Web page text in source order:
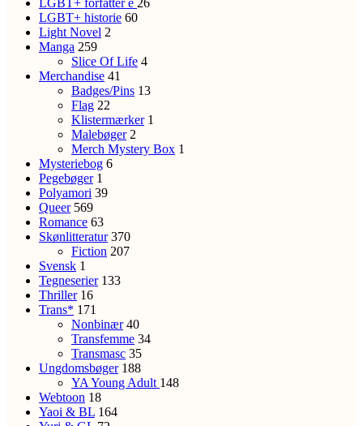
LGBT+ forfattere 26
LGBT+ historie 60
Light Novel 2
Manga 259
Slice Of Life 4
Merchandise 41
Badges/Pins 13
Flag 22
Klistermærker 1
Malebøger 2
Merch Mystery Box 1
Mysteriebog 6
Pegebøger 1
Polyamori 39
Queer 569
Romance 63
Skønlitteratur 370
Fiction 207
Svensk 1
Tegneserier 133
Thriller 16
Trans* 171
Nonbinær 40
Transfemme 34
Transmasc 35
Ungdomsbøger 188
YA Young Adult 148
Webtoon 18
Yaoi & BL 164